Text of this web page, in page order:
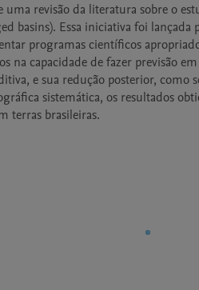
revisão da literatura sobre o
basins). Essa iniciativa foi lançada
programas científicos
na capacidade de fazer previsão
e sua redução posterior, como
sistemática, os resultados
terras brasileiras.